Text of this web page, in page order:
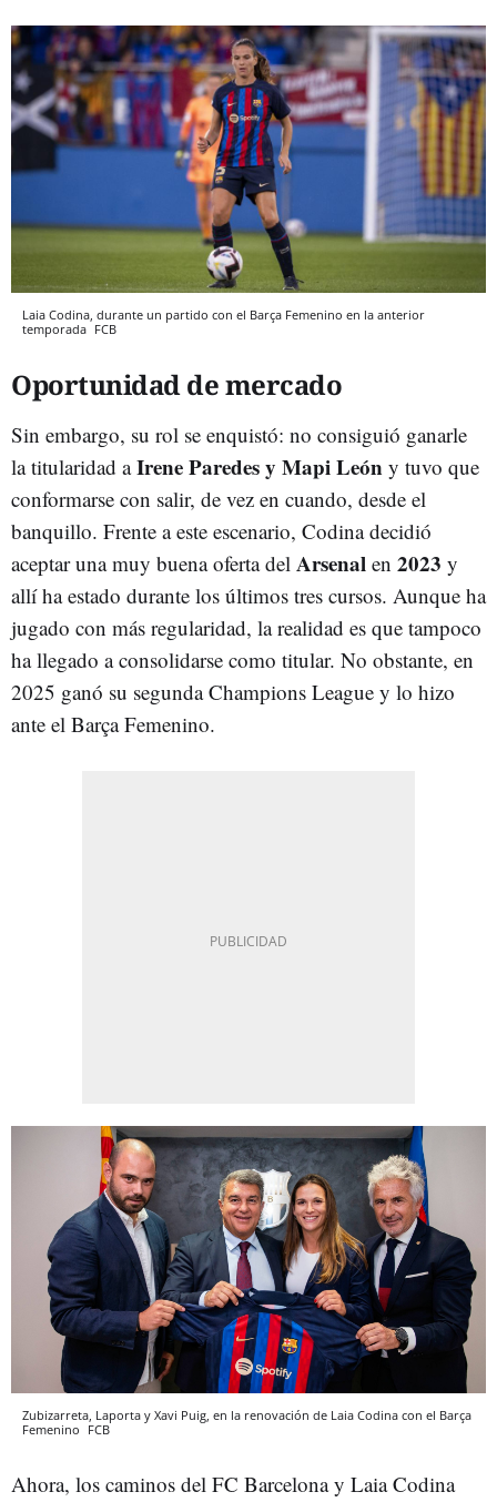
Laia Codina, durante un partido con el Barça Femenino en la anterior
temporada FCB
Oportunidad de mercado
Sin embargo, su rol se enquistó: no consiguió ganarle
la titularidad aIrene Paredes y Mapi León y tuvo que
conformarse con salir, de vez en cuando, desde el
banquillo. Frente a este escenario, Codina decidió
aceptar una muy buena oferta del Arsenal en 2023 y
allí ha estado durante los últimos tres cursos. Aunque ha
jugado con más regularidad, la realidad es que tampoco
ha llegado a consolidarse como titular. No obstante, en
2025 ganó su segunda Champions League y lo hizo
ante el Barça Femenino.
Zubizarreta, Laporta y Xavi Puig, en la renovación de Laia Codina con el Barça
Femenino FCB
Ahora, los caminos del FC Barcelona y Laia Codina